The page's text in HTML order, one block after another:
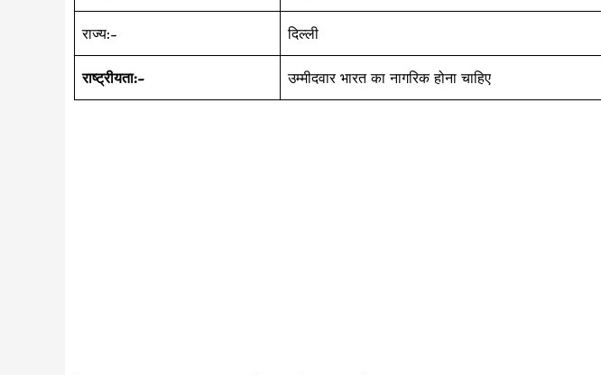
राज्य:- दिल्ली
राष्ट्रीयता:- उम्मीदवार भारत का नागरिक होना चाहिए